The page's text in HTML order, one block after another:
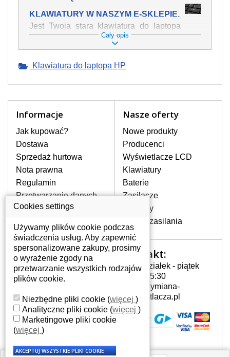
KLAWIATURY W NASZYM E-SKLEPIE.
Jest Twoja stara klawiatura do laptopa
HP Pavilion dv6-2120eq mechanicznie
uszkodzona, polałeś ją płynem, który
swojej pozycji? Kup nową klawiaturę,
Oferujemy oryginalne klawiatury w
stronie internetowej ją znajdziesz za
pomocy wyszukiwarki. Wystarczy znać
model laptopa. Przy każdej klawiaturze
nie może brakować szczególowe zdjęcie
do aktualnego stanu naszego magazynu.
W JAKI SPOSÓB MOŻE SIĘ
PRZEJAWIAĆ USTERKA
Częstymi objawami są pomijanie liter
czy wyświetlanie innych liter oraz
dublowanie tych samych znaków. W
przypadku podlicia klawisze nie
powrócą do pierwotnej pozycji. Albo
też uszkodzenie mechaniczne, np.
JAK TO DZIAŁA?
Klawiatura składa się z kilku
warstw folii, z których przewodzą
przewodzące warstwy.
Cały opis
Klawiatura do laptopa HP
Informacje
Jak kupować?
Dostawa
Sprzedaż hurtowa
Nota prawna
Regulamin
Przetwarzanie danych
osobowych
Gdzie nas znajdziesz
Nasze oferty
Nowe produkty
Producenci
Wyświetlacze LCD
Klawiatury
Baterie
Zasilacze
Zawiasy
Złącza zasilania
Twoje konto
Twoje konto
Dane osobowe
Adresy
Historia zamówień
Kontakt:
Poniedziałek - piątek
7:00 - 15:30
info@wymiana-
wyswietlacza.pl
Cookies settings
Używamy plików cookie podczas
świadczenia usług. Aby zapewnić
spersonalizowane zakupy, prosimy
o wyrażenie zgody na
przetwarzanie wszystkich rodzajów
plików cookie.
Niezbędne pliki cookie (więcej )
Analityczne pliki cookie (więcej )
Marketingowe pliki cookie
(więcej )